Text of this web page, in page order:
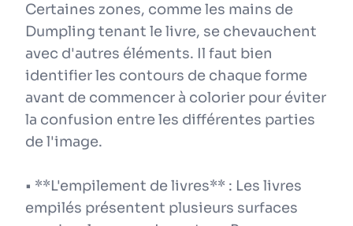
Certaines zones, comme les mains de
Dumpling tenant le livre, se chevauchent
avec d'autres éléments. Il faut bien
identifier les contours de chaque forme
avant de commencer à colorier pour éviter
la confusion entre les différentes parties
de l'image.
• **L'empilement de livres** : Les livres
empilés présentent plusieurs surfaces